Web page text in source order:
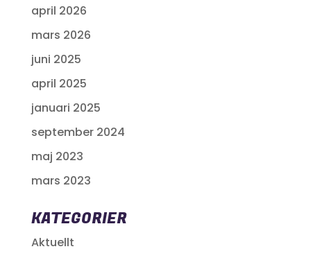
april 2026
mars 2026
juni 2025
april 2025
januari 2025
september 2024
maj 2023
mars 2023
KATEGORIER
Aktuellt